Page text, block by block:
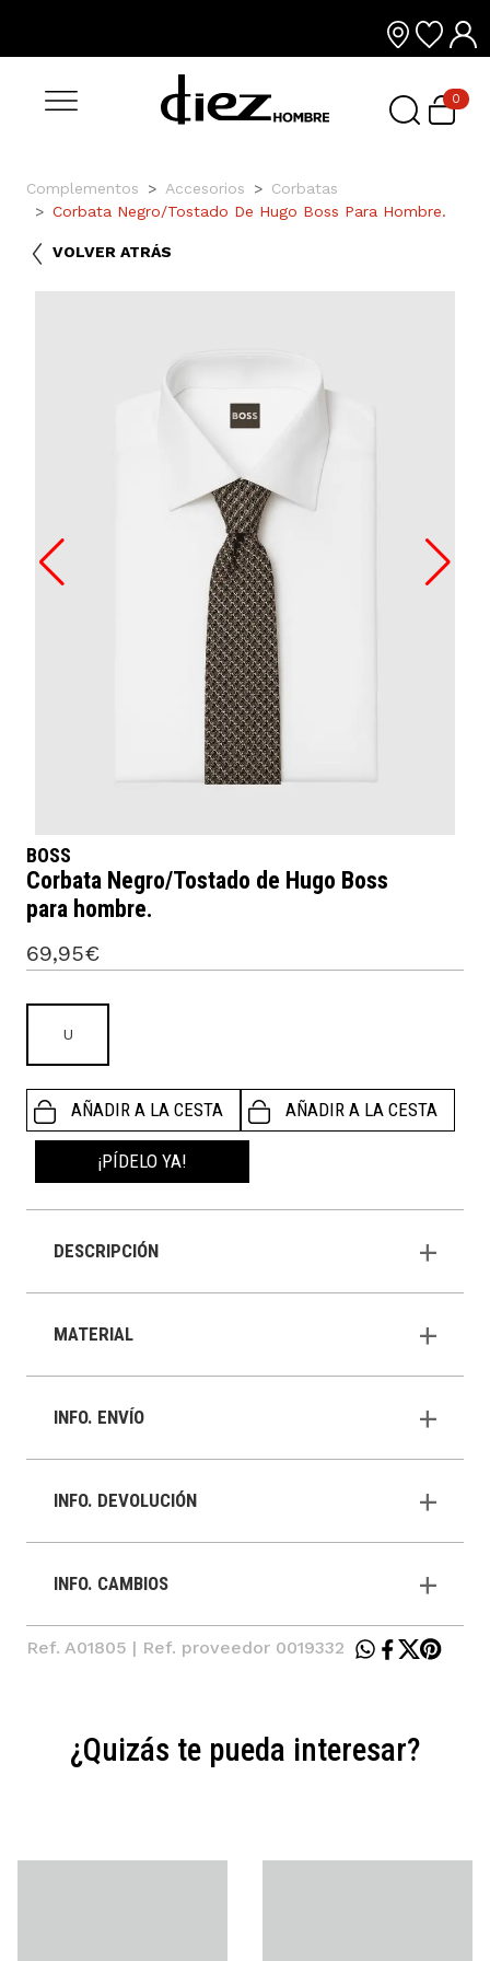
0
Complementos Accesorios
Corbatas
Corbata Negro/Tostado De Hugo Boss Para Hombre.
VOLVER ATRÁS
BOSS
Corbata Negro/Tostado de Hugo Boss
para hombre.
69,95€
U
AÑADIR A LA CESTA AÑADIR A LA CESTA
¡PÍDELO YA!
DESCRIPCIÓN
MATERIAL
INFO. ENVÍO
INFO. DEVOLUCIÓN
INFO. CAMBIOS
Ref. A01805 | Ref. proveedor 0019332
¿Quizás te pueda interesar?